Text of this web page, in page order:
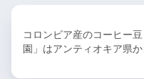
コロンビア産のコーヒー
園」はアンティオキア県か